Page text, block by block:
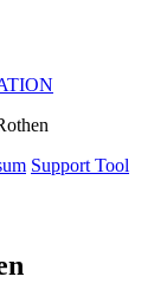
Support Tool